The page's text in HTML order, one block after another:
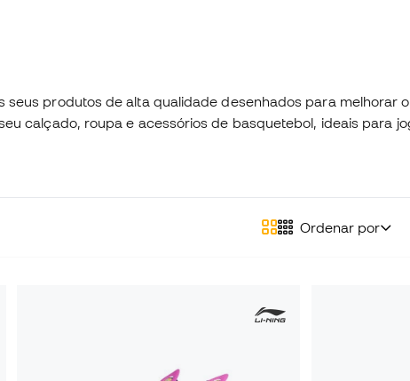
produtos de alta qualidade desenhados para melhorar
calçado, roupa e acessórios de basquetebol, ideais para
Ordenar por